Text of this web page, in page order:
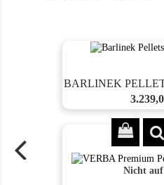
BARLINEK
Preis
Nicht